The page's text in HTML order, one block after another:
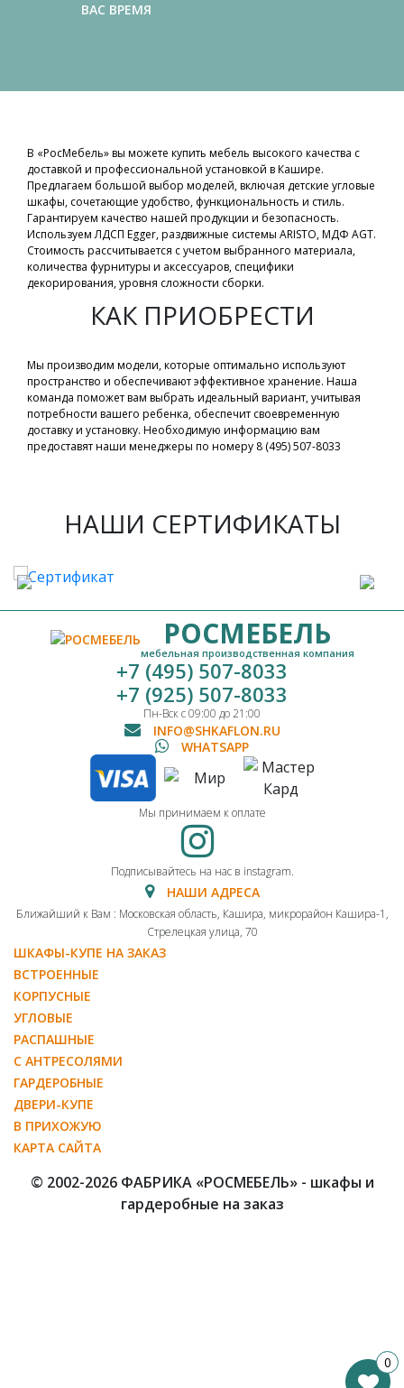
ВАС ВРЕМЯ
В «РосМебель» вы можете купить мебель высокого качества с
доставкой и профессиональной установкой в Кашире.
Предлагаем большой выбор моделей, включая детские угловые
шкафы, сочетающие удобство, функциональность и стиль.
Гарантируем качество нашей продукции и безопасность.
Используем ЛДСП Egger, раздвижные системы ARISTO, МДФ AGT.
Стоимость рассчитывается с учетом выбранного материала,
количества фурнитуры и аксессуаров, специфики
декорирования, уровня сложности сборки.
КАК ПРИОБРЕСТИ
Мы производим модели, которые оптимально используют
пространство и обеспечивают эффективное хранение. Наша
команда поможет вам выбрать идеальный вариант, учитывая
потребности вашего ребенка, обеспечит своевременную
доставку и установку. Необходимую информацию вам
предоставят наши менеджеры по номеру 8 (495) 507-8033
НАШИ СЕРТИФИКАТЫ
РОСМЕБЕЛЬ
мебельная производственная компания
+7 (495) 507-8033
+7 (925) 507-8033
Пн-Вск с 09:00 до 21:00
INFO@SHKAFLON.RU
WHATSAPP
Мы принимаем к оплате
Подписывайтесь на нас в instagram.
НАШИ АДРЕСА
Ближайший к Вам : Московская область, Кашира, микрорайон Кашира-1,
Стрелецкая улица, 70
ШКАФЫ-КУПЕ НА ЗАКАЗ
ВСТРОЕННЫЕ
КОРПУСНЫЕ
УГЛОВЫЕ
РАСПАШНЫЕ
С АНТРЕСОЛЯМИ
ГАРДЕРОБНЫЕ
ДВЕРИ-КУПЕ
В ПРИХОЖУЮ
КАРТА САЙТА
© 2002-2026 ФАБРИКА «РОСМЕБЕЛЬ» - шкафы и
гардеробные на заказ
0